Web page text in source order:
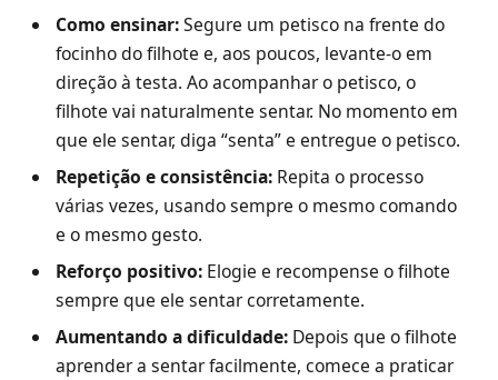
Como ensinar:Segure um petisco na frente do
focinho do filhote e, aos poucos, levante-o em
direção à testa. Ao acompanhar o petisco, o
filhote vai naturalmente sentar. No momento em
que ele sentar, diga “senta” e entregue o petisco.
Repetição e consistência: Repita o processo
várias vezes, usando sempre o mesmo comando
e o mesmo gesto.
Reforço positivo: Elogie e recompense o filhote
sempre que ele sentar corretamente.
Aumentando a dificuldade: Depois que o filhote
aprender a sentar facilmente, comece a praticar